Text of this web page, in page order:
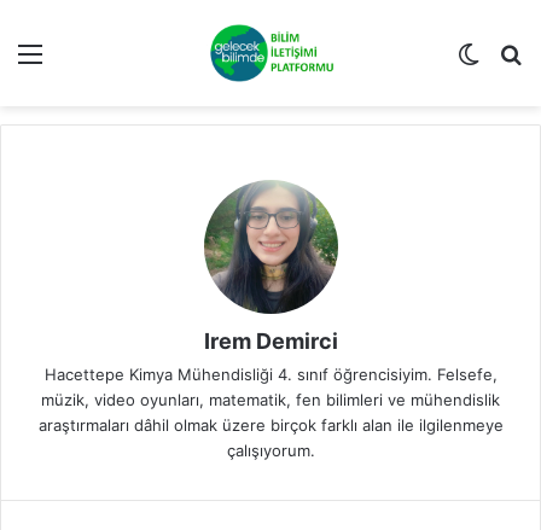
Dış
Irem Demirci
Hacettepe Kimya Mühendisliği 4. sınıf öğrencisiyim. Felsefe,
müzik, video oyunları, matematik, fen bilimleri ve mühendislik
araştırmaları dâhil olmak üzere birçok farklı alan ile ilgilenmeye
çalışıyorum.